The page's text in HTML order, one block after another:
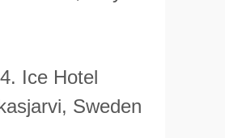
Ice Hotel
Sweden